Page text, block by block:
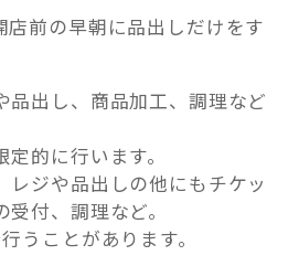
店前の早朝に品出しだけをす
品出し、商品加工、調理など
的に行います。
レジや品出しの他にもチケッ
付、調理など。
うことがあります。